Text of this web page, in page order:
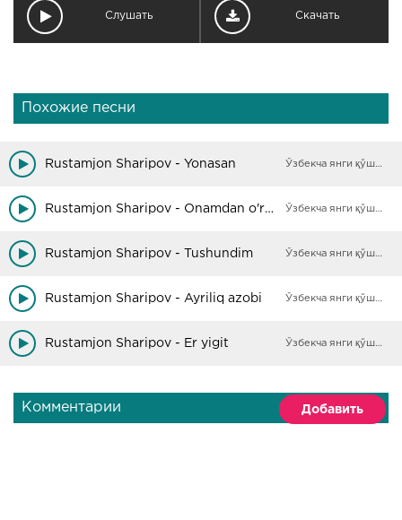
Слушать Скачать
Похожие песни
Rustamjon Sharipov - Yonasan Ўзбекча янги қўшиқлар
Rustamjon Sharipov - Onamdan o'rgilay Ўзбекча янги қўшиқлар
Rustamjon Sharipov - Tushundim Ўзбекча янги қўшиқлар
Rustamjon Sharipov - Ayriliq azobi Ўзбекча янги қўшиқлар
Rustamjon Sharipov - Er yigit Ўзбекча янги қўшиқлар
Комментарии Добавить